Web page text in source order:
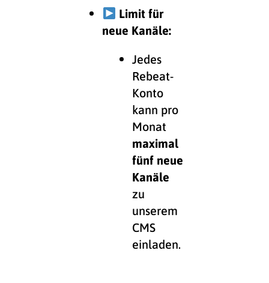
Limit für
neue Kanäle:
Jedes
Rebeat-
Konto
kann pro
Monat
maximal
fünf neue
Kanäle
zu
unserem
CMS
einladen.